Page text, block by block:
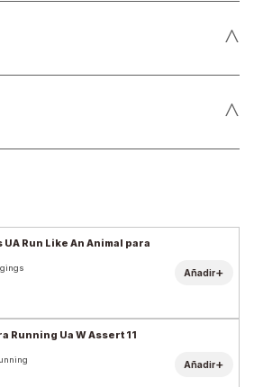
˄
˄
Run Like An Animal para
Añadir+
Running Ua W Assert 11
Añadir+